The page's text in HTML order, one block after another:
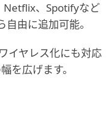
Netflix、Spotifyなど
由に追加可能。
イヤレス化にも対応
を広げます。